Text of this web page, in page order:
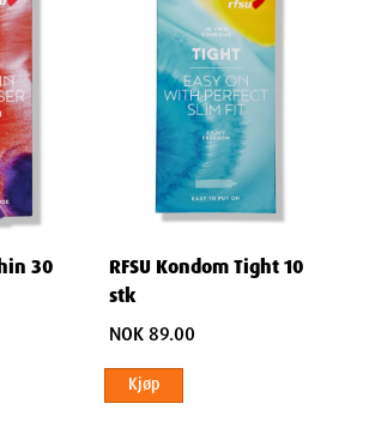
GLYCERIN, HYDROXYETHYLCELLULOSE,
SENEGAL GUM, XANTHAN GUM, BENZOIC
DEHYDROACETIC ACID, SODIUM LACTATE
30
RFSU Kondom Tight 10
stk
NOK 89.00
Kjøp